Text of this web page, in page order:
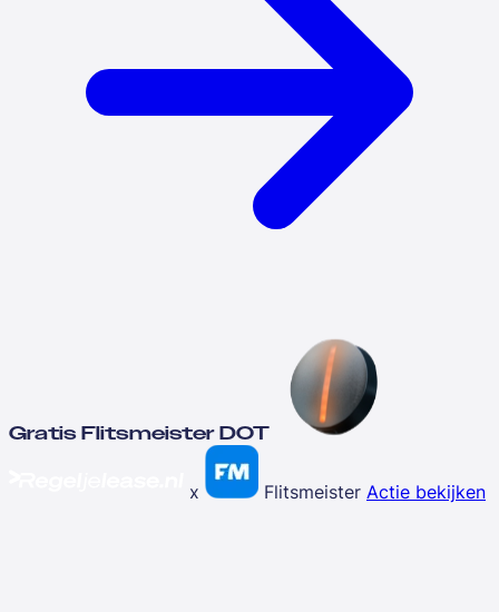
Gratis Flitsmeister DOT
x Flitsmeister Actie bekijken